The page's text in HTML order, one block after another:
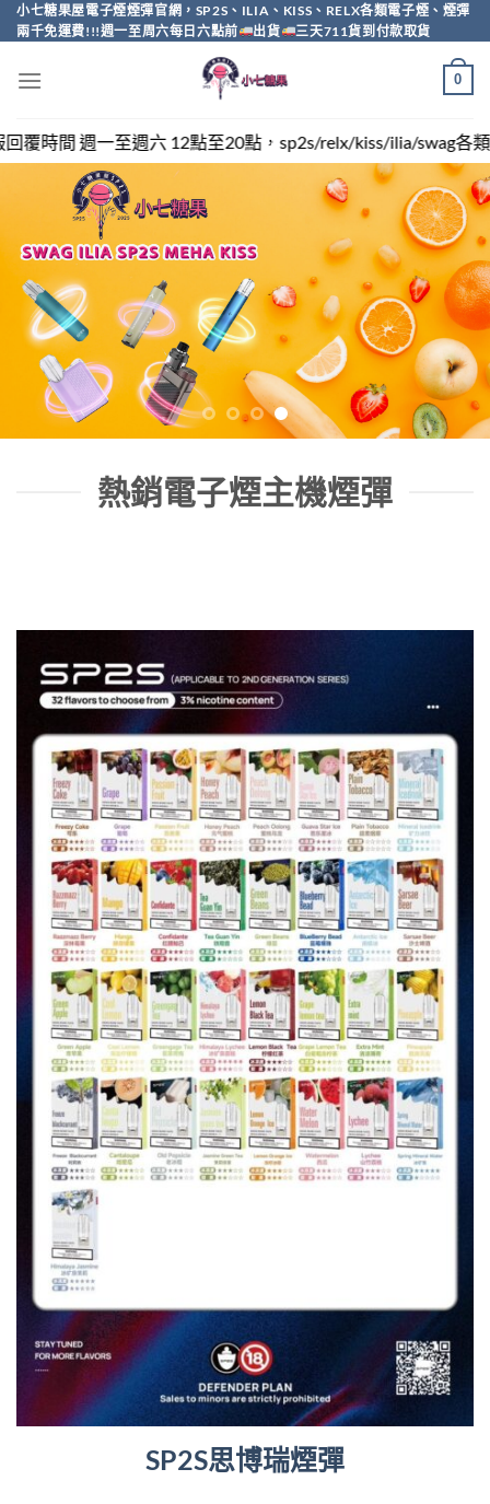
Skip
to
小七糖果屋電子煙煙彈官網，SP2S、ILIA、KISS、RELX各類電子煙、煙彈
兩千免運費!!!週一至周六每日六點前
出貨 三天711貨到付款取貨
0
至20點，sp2s/relx/kiss/ilia/swag各類電子煙煙彈買越多越便
熱銷電子煙主機煙彈
SP2S思博瑞煙彈